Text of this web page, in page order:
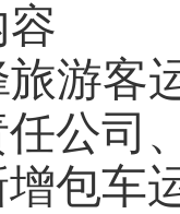
游客
公司
包车